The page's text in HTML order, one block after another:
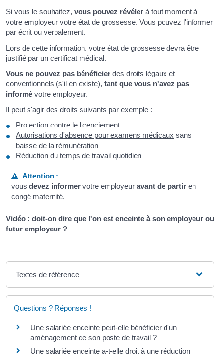
Si vous le souhaitez, vous pouvez révéler à tout moment à
votre employeur votre état de grossesse. Vous pouvez l'informer
par écrit ou verbalement.
Lors de cette information, votre état de grossesse devra être
justifié par un certificat médical.
Vous ne pouvez pas bénéficier des droits légaux et
conventionnels (s'il en existe), tant que vous n'avez pas
informé votre employeur.
Il peut s'agir des droits suivants par exemple :
Protection contre le licenciement
Autorisations d'absence pour examens médicaux sans
baisse de la rémunération
Réduction du temps de travail quotidien
Attention :
vousdevez informer votre employeuravant de partir en
congé maternité.
Vidéo : doit-on dire que l'on est enceinte à son employeur ou
futur employeur ?
Textes de référence
Questions ? Réponses !
Une salariée enceinte peut-elle bénéficier d'un
aménagement de son poste de travail ?
Une salariée enceinte a-t-elle droit à une réduction